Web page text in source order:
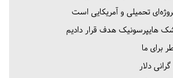
تحمیلی و آمریکایی است
هایپرسونیک هدف قرار دادیم
برای ما
دلار